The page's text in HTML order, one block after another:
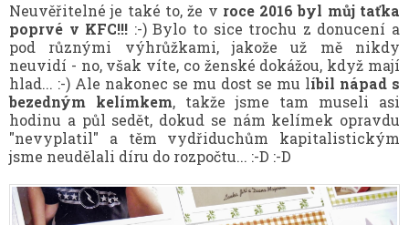
Neuvěřitelné je také to, že v roce 2016 byl můj taťka
poprvé v KFC!!! :-) Bylo to sice trochu z donucení a
pod různými výhrůžkami, jakože už mě nikdy
neuvidí - no, však víte, co ženské dokážou, když mají
hlad... :-) Ale nakonec se mu dost se mu líbil nápad s
bezedným kelímkem, takže jsme tam museli asi
hodinu a půl sedět, dokud se nám kelímek opravdu
"nevyplatil" a těm vydřiduchům kapitalistickým
jsme neudělali díru do rozpočtu... :-D :-D